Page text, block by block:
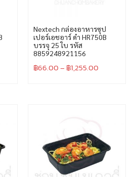
Nextech กล่องอาหารซุป
เปอร์เอชอาร์ ดำ HR750B
บรรจุ 25 ใบ รหัส
8859248921156
฿66.00– ฿1,255.00